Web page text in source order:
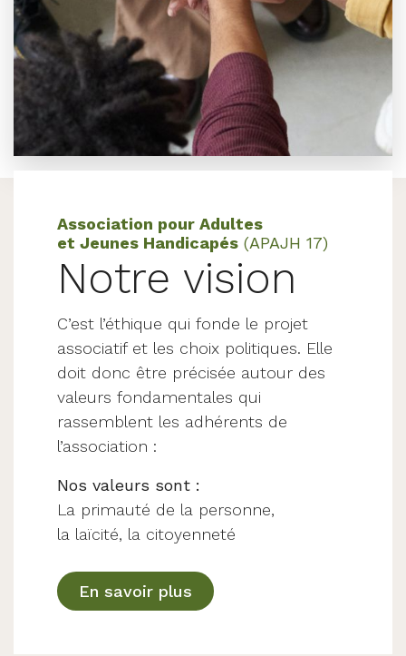
Association pour Adultes
et Jeunes Handicapés (APAJH 17)
Notre vision
C’est l’éthique qui fonde le projet
associatif et les choix politiques. Elle
doit donc être précisée autour des
valeurs fondamentales qui
rassemblent les adhérents de
l’association :
Nos valeurs sont :
La primauté de la personne,
la laïcité, la citoyenneté
En savoir plus